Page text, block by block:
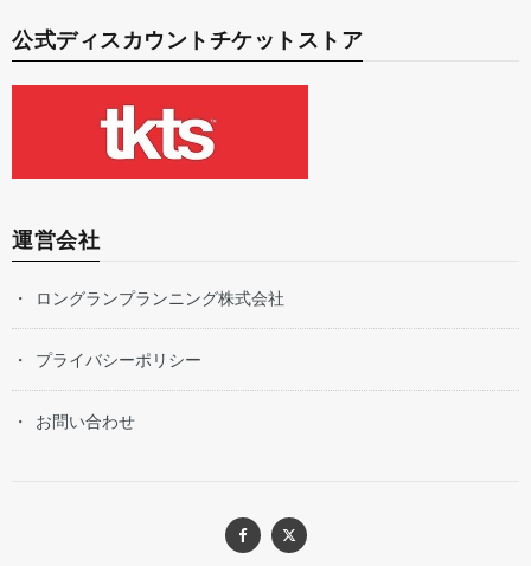
公式ディスカウントチケットストア
運営会社
ロングランプランニング株式会社
プライバシーポリシー
お問い合わせ